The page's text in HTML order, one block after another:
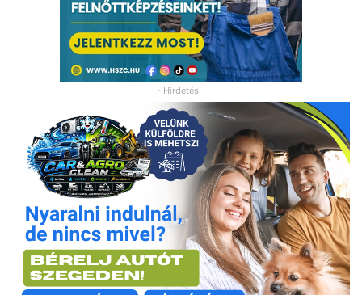
- Hirdetés -